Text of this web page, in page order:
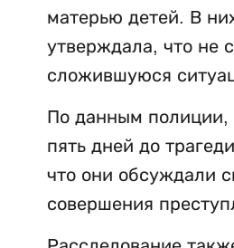
матерью детей. В
утверждала, что не
сложившуюся
По данным полиции,
пять дней до
что они обсуждали
совершения